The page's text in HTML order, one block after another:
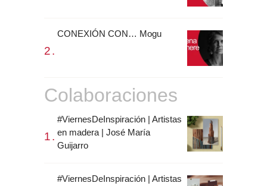
CONEXIÓN CON… Mogu
Colaboraciones
#ViernesDeInspiración | Artistas
en madera | José María
Guijarro
#ViernesDeInspiración | Artistas